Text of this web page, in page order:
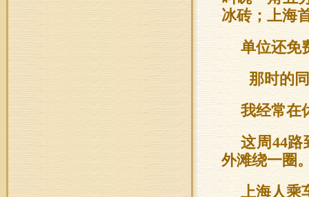
冰砖；上海
单位还免
那时的
我经常在
这周44路
外滩绕一圈
上海人乘